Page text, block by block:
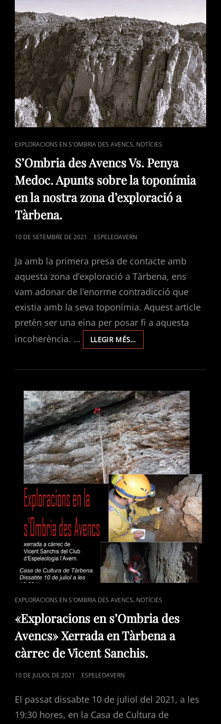
CAT
LINKS
EXPLORACIONS EN S'OMBRIA DES AVENCS, NOTÍCIES
S’Ombria des Avencs Vs. Penya
Medoc. Apunts sobre la toponímia
en la nostra zona d’exploració a
Tàrbena.
POSTED
10 DE SETEMBRE DE 2021 ESPELEOAVERN
Ja amb la primera presa de contacte amb
aquesta zona d’exploració a Tàrbena, ens
vam adonar de l’enorme contradicció que
existia amb la seva toponímia. Aquest article
pretén ser una eina per posar fi a aquesta
incoherència. …
LLEGIR MÉS…S’OMBRIA
DES
VS.
MEDOC.
APUNTS
SOBRE
LA
TOPONÍMIA
EN
LA
NOSTRA
ZONA
D’EXPLORACIÓ
A
TÀRBENA.
CAT
LINKS
EXPLORACIONS EN S'OMBRIA DES AVENCS, NOTÍCIES
«Exploracions en s’Ombria des
Avencs» Xerrada en Tàrbena a
càrrec de Vicent Sanchis.
POSTED
10 DE JULIOL DE 2021 ESPELEOAVERN
El passat dissabte 10 de juliol del 2021, a les
19:30 hores, en la Casa de Cultura de